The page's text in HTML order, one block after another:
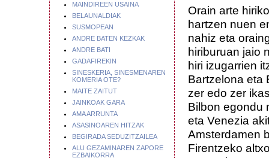
MAINDIREEN USAINA
BELAUNALDIAK
SUSMOPEAN
ANDRE BATEN KEZKAK
ANDRE BATI
GADAFIREKIN
SINESKERIA, SINESMENAREN
KOMERIA OTE?
MAITE ZAITUT
JAINKOAK GARA
AMA ARRUNTA
ASASINOAREN HITZAK
BEGIRADA SEDUZITZAILEA
ALU GEZAMINAREN ZAPORE
EZBAIKORRA
Orain arte
hartzen nuen
nahiz eta
hiriburuan jaio
hiri izugarrien
Bartzelona eta
zer edo zer
Bilbon egondu
eta Venezia
Amsterdamen
Firentzeko